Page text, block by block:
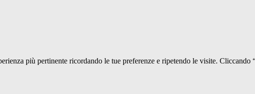
più pertinente ricordando le tue preferenze e ripetendo le visite.